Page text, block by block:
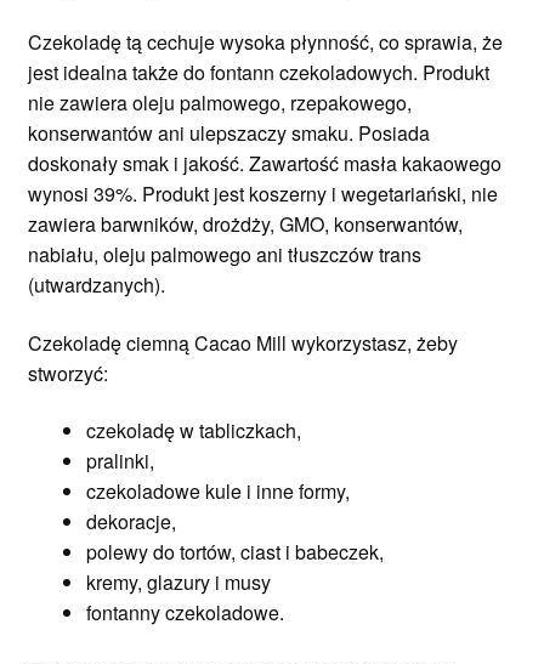
Czekoladę tą cechuje wysoka płynność, co sprawia, że
jest idealna także do fontann czekoladowych. Produkt
nie zawiera oleju palmowego, rzepakowego,
konserwantów ani ulepszaczy smaku. Posiada
doskonały smak i jakość. Zawartość masła kakaowego
wynosi 39%. Produkt jest koszerny i wegetariański, nie
zawiera barwników, drożdży, GMO, konserwantów,
nabiału, oleju palmowego ani tłuszczów trans
(utwardzanych).
Czekoladę ciemną Cacao Mill wykorzystasz, żeby
stworzyć:
czekoladę w tabliczkach,
pralinki,
czekoladowe kule i inne formy,
dekoracje,
polewy do tortów, ciast i babeczek,
kremy, glazury i musy
fontanny czekoladowe.